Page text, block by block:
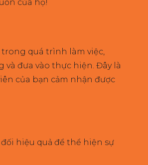
của họ!
quá trình làm việc,
đưa vào thực hiện. Đây là
của bạn cảm nhận được
hiệu quả để thể hiện sự